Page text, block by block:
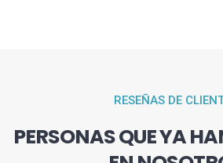
RESEÑAS DE
PERSONAS QUE YA